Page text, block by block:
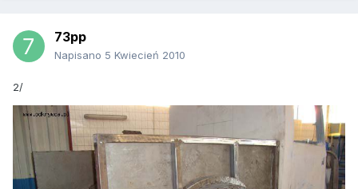
73pp
Napisano 5 Kwiecień 2010
2/